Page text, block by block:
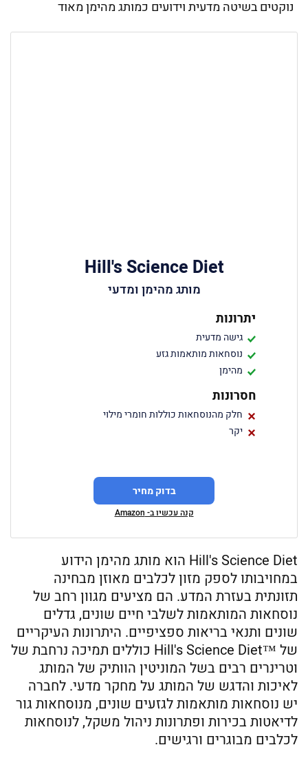
נוקטים בשיטה מדעית וידועים כמותג מהימן מאוד
Hill's Science Diet
מותג מהימן ומדעי
יתרונות
גישה מדעית
נוסחאות מותאמות גזע
מהימן
חסרונות
חלק מהנוסחאות כוללות חומרי מילוי
יקר
בדוק מחיר
קנה עכשיו ב- Amazon
Hill's Science Diet הוא מותג מהימן הידוע
במחויבותו לספק מזון לכלבים מאוזן מבחינה
תזונתית בעזרת המדע. הם מציעים מגוון רחב של
נוסחאות המותאמות לשלבי חיים שונים, גדלים
שונים ותנאי בריאות ספציפיים. היתרונות העיקריים
של ™Hill's Science Diet כוללים תמיכה נרחבת של
וטרינרים רבים בשל המוניטין הוותיק של המותג
לאיכות והדגש של המותג על מחקר מדעי. לחברה
יש נוסחאות מותאמות לגזעים שונים, מנוסחאות גור
לדיאטות בכירות ופתרונות ניהול משקל, לנוסחאות
לכלבים מבוגרים ורגישים.